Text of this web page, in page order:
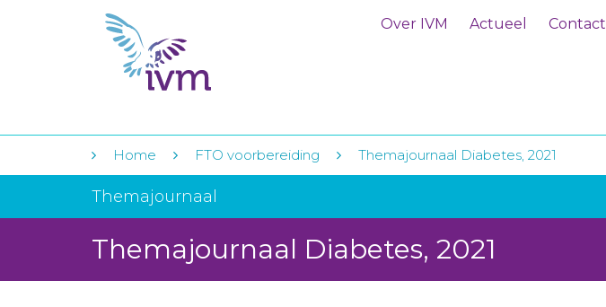
Over IVM Actueel Contact
Home FTO voorbereiding Themajournaal Diabetes, 2021
Themajournaal
Themajournaal Diabetes, 2021